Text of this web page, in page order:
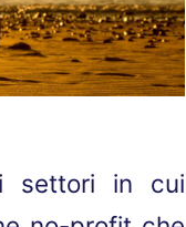
i settori in cui